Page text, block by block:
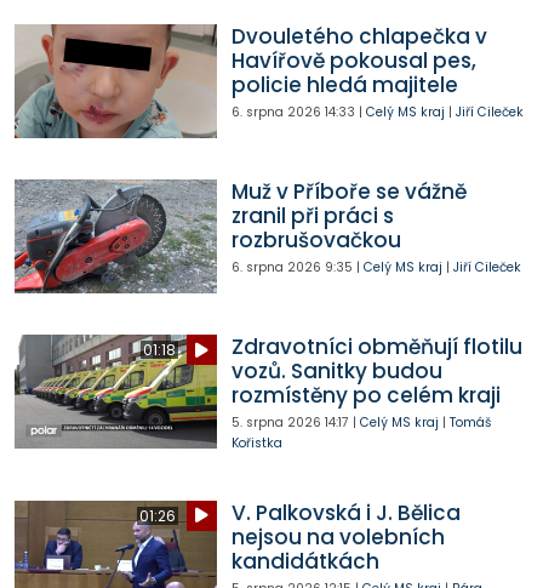
Dvouletého chlapečka v
Havířově pokousal pes,
policie hledá majitele
6. srpna 2026 14:33 | Celý MS kraj | Jiří Cileček
Muž v Příboře se vážně
zranil při práci s
rozbrušovačkou
6. srpna 2026 9:35 | Celý MS kraj | Jiří Cileček
01:18
Zdravotníci obměňují flotilu
vozů. Sanitky budou
rozmístěny po celém kraji
5. srpna 2026 14:17 | Celý MS kraj | Tomáš
Kořistka
01:26
V. Palkovská i J. Bělica
nejsou na volebních
kandidátkách